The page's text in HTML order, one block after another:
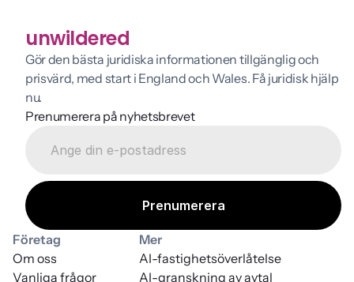
unwildered
Gör den bästa juridiska informationen tillgänglig och
prisvärd, med start i England och Wales. Få juridisk hjälp
nu.
Prenumerera på nyhetsbrevet
Företag
Om oss
Vanliga frågor
Mer
AI-granskning av avtal
AI-fastighetsöverlåtelse